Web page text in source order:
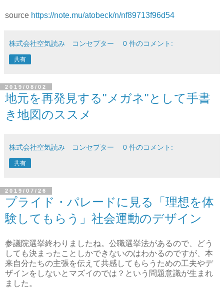
source https://note.mu/atobeck/n/nf89713f96d54
株式会社空気読み コンセプター 0 件のコメント:
共有
2019/08/02
地元を再発見する"メガネ"として手書
き地図のススメ
株式会社空気読み コンセプター 0 件のコメント:
共有
2019/07/26
プライド・パレードに見る「理想を体
験してもらう」社会運動のデザイン
参議院選挙終わりましたね。公職選挙法があるので、どう
しても決まったことしかできないのはわかるのですが、本
来自分たちの主張を伝えて共感してもらうための工夫やデ
ザインをしないとマズイのでは？という問題意識が生まれ
ました。